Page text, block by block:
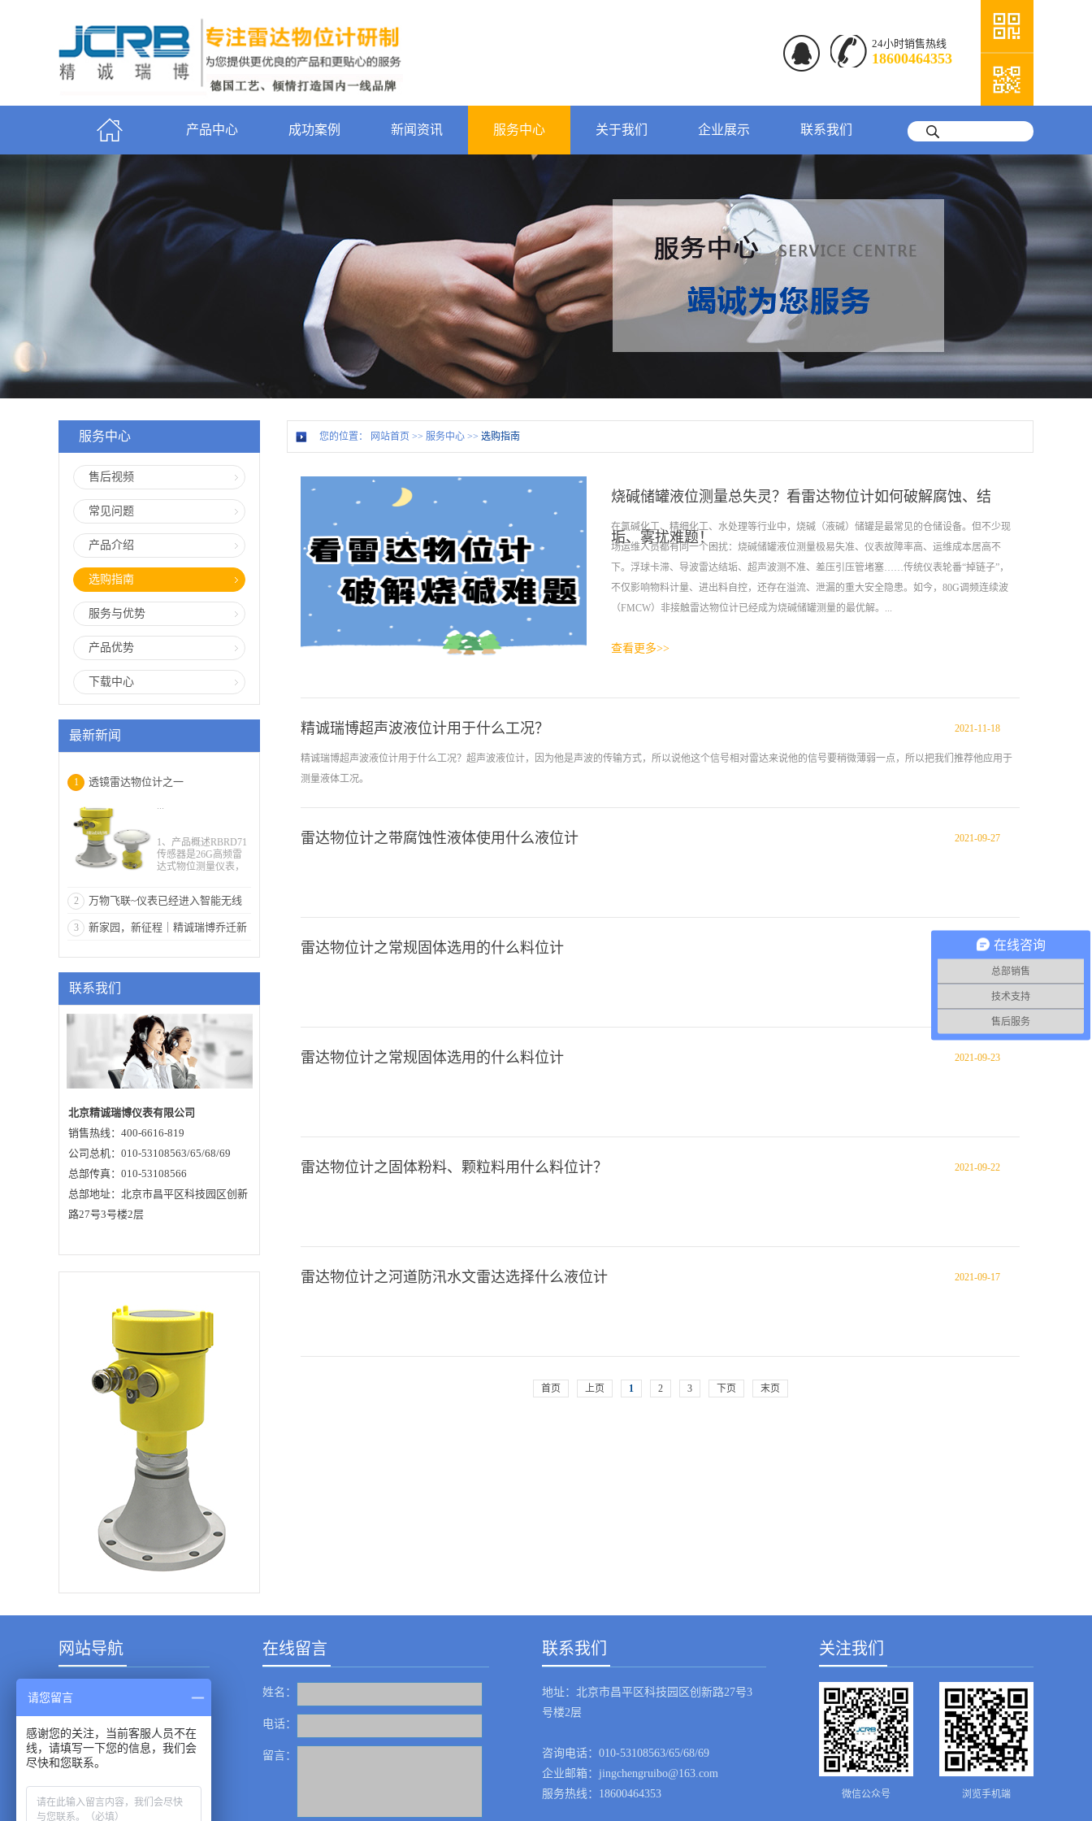
24小时销售热线
18600464353
产品中心 成功案例 新闻资讯 服务中心 关于我们 企业展示 联系我们
服务中心
售后视频
常见问题
产品介绍
选购指南
服务与优势
产品优势
下载中心
最新新闻
1 透镜雷达物位计之一
...
1、产品概述RBRD71
传感器是26G高频雷
达式物位测量仪表，
步优化处理，新型快
行更高速率的信号分
地下水、泥石流，水
文监测等一些复杂的
测量条件。2、原理透
镜雷达物位天线发射
较窄的微波脉冲，经
天线向下传输。微波
接触到被测介质表面
天线系统接收，将信
分自动转换成物位信
号(因为微波传播速度
极快，电磁波到达目
标并经反射返回接收
间几乎是瞬间的)。
染。●几乎不受腐蚀、
泡沫影响;几乎不受大
计工作影响不大。●波
固体表面有更好的反
射。●波束角小，能量
集中，穿透力强，增
强了回波能力的同时
又有利于避开干扰
物。●测量盲区更小，
对于小罐测量也会取
得良好的效果。●高信
情况下也能获得更优
的性能。●高频率，是
测量固体和低介电常
数介质的最佳选择。●
铝制氧化磨砂天线工
艺，仪表轻便。 北京
精诚瑞博仪表有限公
司价格合理 质量过
硬 服务一流 专业生
产各种物位...
2 万物飞联~仪表已经进入智能无线
系统
3 新家园，新征程｜精诚瑞博乔迁新
联系我们
北京精诚瑞博仪表有限公司
销售热线：400-6616-819
公司总机：010-53108563/65/68/69
总部传真：010-53108566
总部地址：北京市昌平区科技园区创新
路27号3号楼2层
您的位置： 网站首页 >> 服务中心 >> 选购指南
烧碱储罐液位测量总失灵？看雷达物位计如何破解腐蚀、结
垢、雾扰难题！
在氯碱化工、精细化工、水处理等行业中，烧碱（液碱）储罐是最常见的仓储设备。但不少现
场运维人员都有同一个困扰：烧碱储罐液位测量极易失准、仪表故障率高、运维成本居高不
下。浮球卡滞、导波雷达结垢、超声波测不准、差压引压管堵塞……传统仪表轮番“掉链子”，
不仅影响物料计量、进出料自控，还存在溢流、泄漏的重大安全隐患。如今，80G调频连续波
（FMCW）非接触雷达物位计已经成为烧碱储罐测量的最优解。...
普通碳钢，温度升高后腐蚀性能大幅加剧，极易损坏仪表探头、金属结构。易结晶结疤：环
境、物料温度下降时，氢氧化钠溶解度降低，会大量析出结晶，牢牢附着在仪表、罐壁表面。
捉真实液位。✅ 传统测量方式的致命短板正是因为烧碱的特殊属性，市面上常见的液位仪表几
乎都存在缺陷：浮球/浮筒液位计：极易被碱结晶包裹卡滞，密封件易腐蚀泄漏，故障率极高。
查看更多>>
​精诚瑞博超声波液位计用于什么工况？
精诚瑞博超声波液位计用于什么工况？超声波液位计，因为他是声波的传输方式，所以说他这个信号相对雷达来说他的信号要稍微薄弱一点，所以把我们推荐他应用于
测量液体工况。
2021-11-18
雷达物位计之带腐蚀性液体使用什么液位计 2021-09-27
雷达物位计之常规固体选用的什么料位计 -09- 24
雷达物位计之常规固体选用的什么料位计 2021-09-23
雷达物位计之固体粉料、颗粒料用什么料位计？ 2021-09-22
雷达物位计之河道防汛水文雷达选择什么液位计 2021-09-17
首页 上页 1 2 3 下页 末页
网站导航
产品中心
新闻资讯
关于我们
在线留言
姓名：
电话：
留言：
联系我们
地址：北京市昌平区科技园区创新路27号3
号楼2层
咨询电话：010-53108563/65/68/69
企业邮箱：jingchengruibo@163.com
服务热线：18600464353
关注我们
微信公众号 浏览手机端
在线咨询
总部销售
技术支持
售后服务
请您留言
感谢您的关注，当前客服人员不在
线，请填写一下您的信息，我们会
尽快和您联系。